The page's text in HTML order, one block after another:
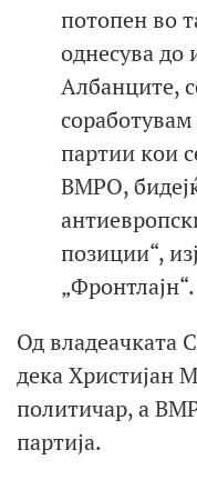
потопен во
однесува до
Албанците,
партии кои
ВМРО,
позиции“,
„Фронтлајн“.
Од владеачката
дека Христијан
политичар, а
партија.